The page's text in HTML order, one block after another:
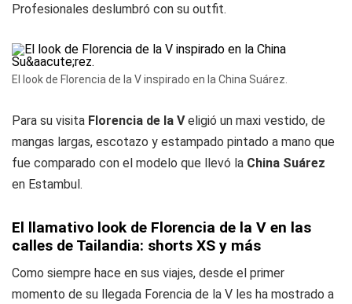
Profesionales deslumbró con su outfit.
El look de Florencia de la V inspirado en la China Suárez.
Para su visita Florencia de la Veligió un maxi vestido, de
mangas largas, escotazo y estampado pintado a mano que
fue comparado con el modelo que llevó la China Suárez
en Estambul.
El llamativo look de Florencia de la V en las
calles de Tailandia: shorts XS y más
Como siempre hace en sus viajes, desde el primer
momento de su llegada Forencia de la V les ha mostrado a